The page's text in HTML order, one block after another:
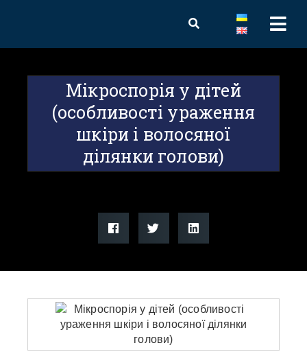
Мікроспорія у дітей
(особливості ураження
шкіри і волосяної
ділянки голови)